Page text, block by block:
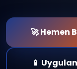
🚀 Hemen
📱